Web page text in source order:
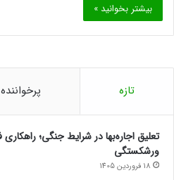
بیشتر بخوانید »
تازه پرخواننده
تعلیق اجاره‌بها در شرایط جنگی؛
ورشکستگی
18 فروردین 1405